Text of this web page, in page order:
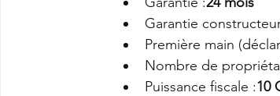
Garantie
Première main
Nombre de
Puissance fiscale :10